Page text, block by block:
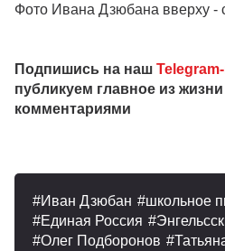
Фото Ивана Дзюбана вверху -
Подпишись на наш
публикуем главное из
комментариями
Иван Дзюбан
школьное
Единая Россия
Олег Подборонов